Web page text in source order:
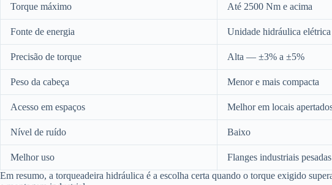
Torque máximo Até 2500 Nm e acima
Fonte de energia Unidade hidráulica elétrica
Precisão de torque Alta — ±3% a ±5%
Peso da cabeça Menor e mais compacta
Acesso em espaços Melhor em locais
Nível de ruído Baixo
Melhor uso Flanges industriais pesadas
Em resumo, a torqueadeira hidráulica é a escolha certa quando o torque exigido